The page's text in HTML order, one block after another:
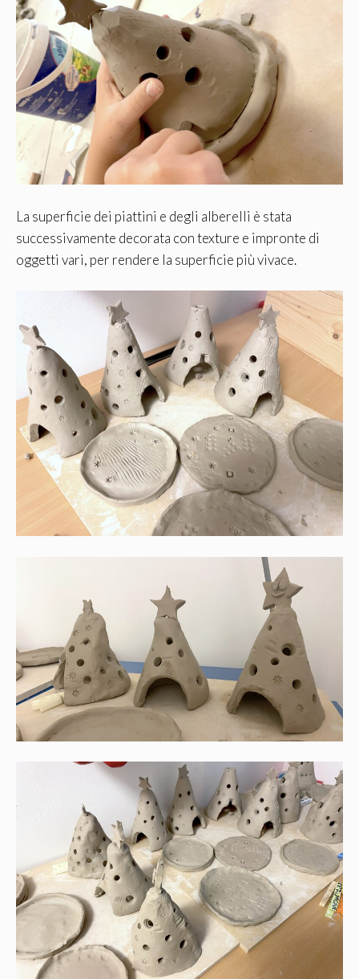
La superficie dei piattini e degli alberelli è stata
successivamente decorata con texture e impronte di
oggetti vari, per rendere la superficie più vivace.